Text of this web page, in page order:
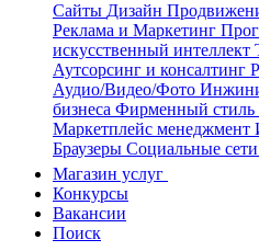
Сайты Дизайн
Реклама и Маркетинг
искусственный интеллект
Аутсорсинг и консалтинг
Аудио/Видео/Фото
бизнеса Фирменный стиль
Маркетплейс менеджмент
Браузеры Социальные сети
Магазин услуг
Конкурсы
Вакансии
Поиск